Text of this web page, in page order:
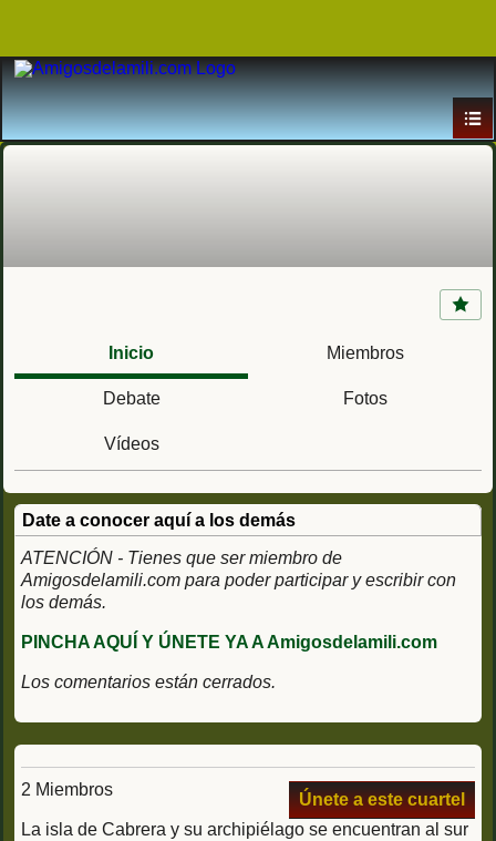
Inicio Miembros
Debate Fotos
Vídeos
Date a conocer aquí a los demás
ATENCIÓN - Tienes que ser miembro de
Amigosdelamili.com para poder participar y escribir con
los demás.
PINCHA AQUÍ Y ÚNETE YA A Amigosdelamili.com
Los comentarios están cerrados.
2 Miembros
Únete a este cuartel
La isla de Cabrera y su archipiélago se encuentran al sur